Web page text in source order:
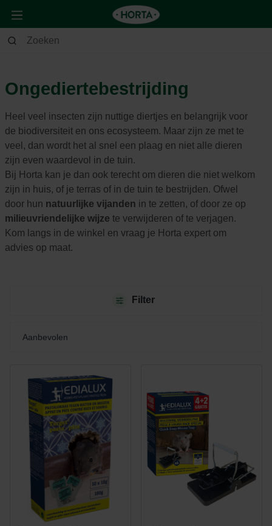
Tuin Andere
Ongediertebestrijding
Heel veel insecten zijn nuttige diertjes en belangrijk voor
de biodiversiteit en ons ecosysteem. Maar zijn ze met te
veel, dan wordt het al snel een plaag en niet alle dieren
zijn even waardevol in de tuin.
Bij Horta kan je dan ook terecht om dieren die niet welkom
zijn in huis, of je terras of in de tuin te bestrijden. Ofwel
door hun natuurlijke vijanden in te zetten, of door ze op
milieuvriendelijke wijze te verwijderen of te verjagen.
Kom langs in de winkel en vraag je Horta expert om
advies op maat.
Filter